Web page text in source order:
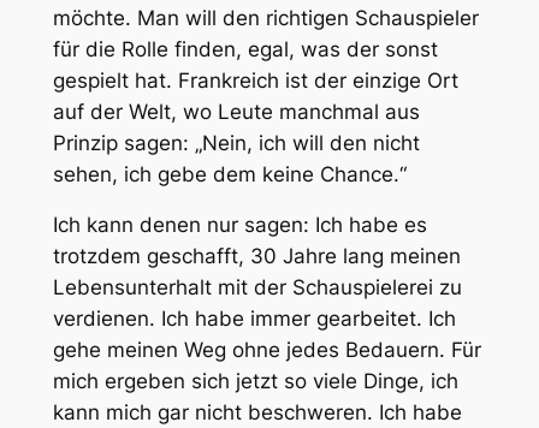
möchte. Man will den richtigen Schauspieler
für die Rolle finden, egal, was der sonst
gespielt hat. Frankreich ist der einzige Ort
auf der Welt, wo Leute manchmal aus
Prinzip sagen: „Nein, ich will den nicht
sehen, ich gebe dem keine Chance.“
Ich kann denen nur sagen: Ich habe es
trotzdem geschafft, 30 Jahre lang meinen
Lebensunterhalt mit der Schauspielerei zu
verdienen. Ich habe immer gearbeitet. Ich
gehe meinen Weg ohne jedes Bedauern. Für
mich ergeben sich jetzt so viele Dinge, ich
kann mich gar nicht beschweren. Ich habe